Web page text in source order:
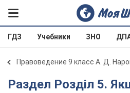
ГДЗ Учебники ЗНО
Правоведение 9 класс А. Д.
Раздел Розділ 5. Якщо право —